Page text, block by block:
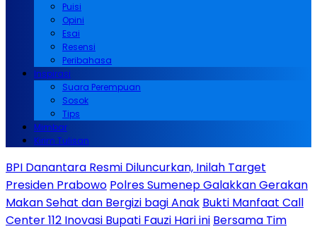
Puisi
Opini
Esai
Resensi
Peribahasa
Inspirasi
Suara Perempuan
Sosok
Tips
Mimbar
Kirim Tulisan
BPI Danantara Resmi Diluncurkan, Inilah Target
Presiden Prabowo Polres Sumenep Galakkan Gerakan
Makan Sehat dan Bergizi bagi Anak Bukti Manfaat Call
Center 112 Inovasi Bupati Fauzi Hari ini Bersama Tim